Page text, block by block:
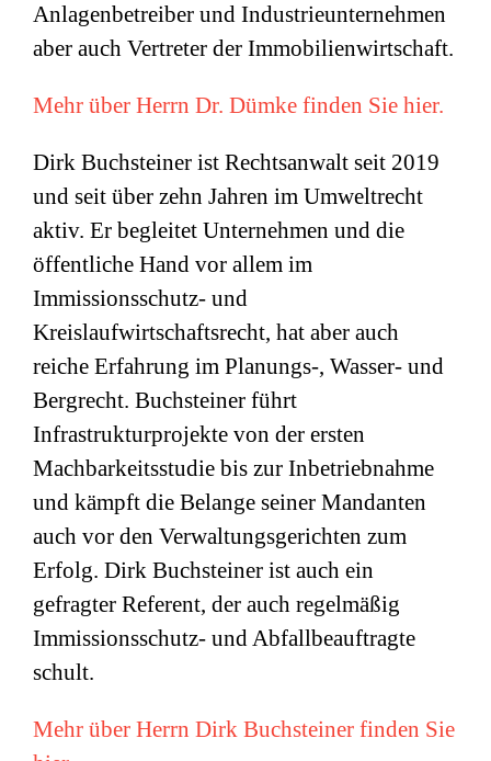
Anlagenbetreiber und Industrieunternehmen
aber auch Vertreter der Immobilienwirtschaft.
Mehr über Herrn Dr. Dümke finden Sie hier.
Dirk Buchsteiner ist Rechtsanwalt seit 2019
und seit über zehn Jahren im Umweltrecht
aktiv. Er begleitet Unternehmen und die
öffentliche Hand vor allem im
Immissionsschutz- und
Kreislaufwirtschaftsrecht, hat aber auch
reiche Erfahrung im Planungs-, Wasser- und
Bergrecht. Buchsteiner führt
Infrastrukturprojekte von der ersten
Machbarkeitsstudie bis zur Inbetriebnahme
und kämpft die Belange seiner Mandanten
auch vor den Verwaltungsgerichten zum
Erfolg. Dirk Buchsteiner ist auch ein
gefragter Referent, der auch regelmäßig
Immissionsschutz- und Abfallbeauftragte
schult.
Mehr über Herrn Dirk Buchsteiner finden Sie